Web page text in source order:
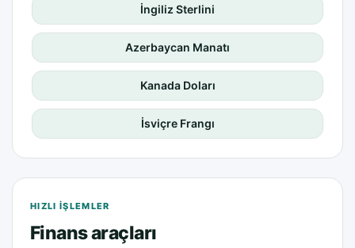
İngiliz Sterlini
Azerbaycan Manatı
Kanada Doları
İsviçre Frangı
HIZLI IŞLEMLER
Finans araçları